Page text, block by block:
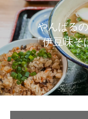
やんばるの
「伊豆味そ